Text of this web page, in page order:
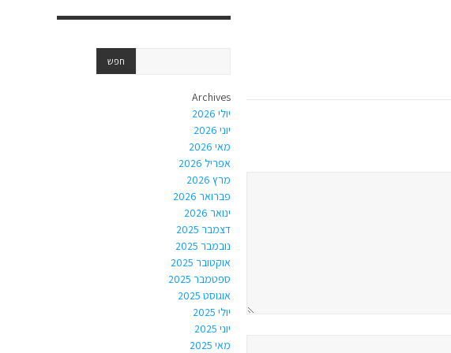
Archives
יולי 2026
יוני 2026
מאי 2026
אפריל 2026
מרץ 2026
פברואר 2026
ינואר 2026
דצמבר 2025
נובמבר 2025
אוקטובר 2025
ספטמבר 2025
אוגוסט 2025
יולי 2025
יוני 2025
מאי 2025